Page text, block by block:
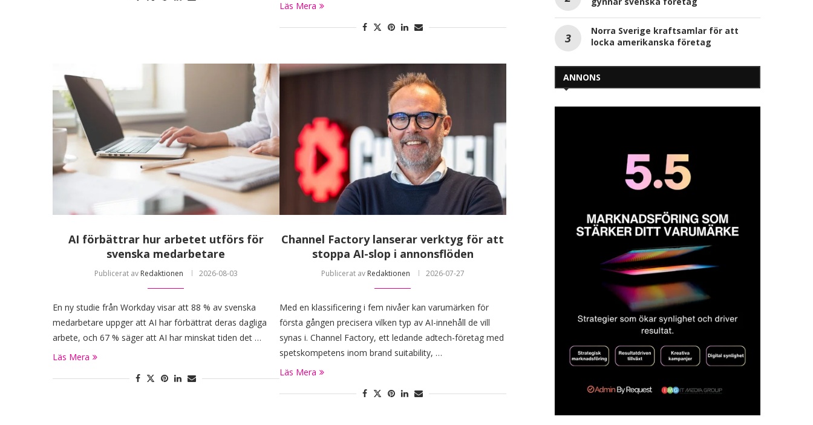
Läs Mera
AI förbättrar hur arbetet utförs för
svenska medarbetare
Publicerat av Redaktionen 2026-08-03
En ny studie från Workday visar att 88 % av svenska
medarbetare uppger att AI har förbättrat deras dagliga
arbete, och 67 % säger att AI har minskat tiden det …
Läs Mera
Channel Factory lanserar verktyg för att
stoppa AI-slop i annonsflöden
Publicerat av Redaktionen 2026-07-27
Med en klassificering i fem nivåer kan varumärken för
första gången precisera vilken typ av AI-innehåll de vill
synas i. Channel Factory, ett ledande adtech-företag med
spetskompetens inom brand suitability, …
Läs Mera
Norra Sverige kraftsamlar för att
locka amerikanska företag
ANNONS